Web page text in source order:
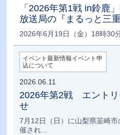
「2026年第1戦 in鈴鹿
放送局の『まるっと三
2026年6月19日（金）18時30
イベント最新情報イベント申
込について
2026.06.11
2026年第2戦 エントリ
せ
7月12日（日）に山梨県韮崎
催され...